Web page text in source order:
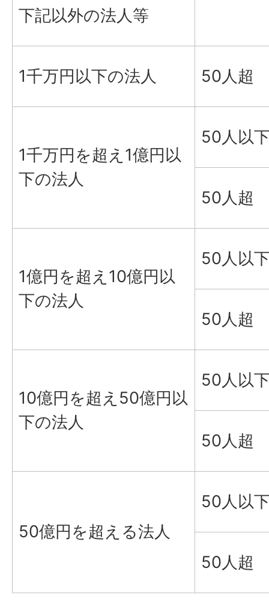
下記以外の法人等
1千万円以下の法人 50人超
1千万円を超え1億円以
下の法人
50人以
50人超
1億円を超え10億円以
下の法人
50人以
50人超
10億円を超え50億円以
下の法人
50人以
50人超
50億円を超える法人
50人以
50人超